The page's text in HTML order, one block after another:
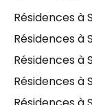
Résidences
Résidences
Résidences à
Résidences à